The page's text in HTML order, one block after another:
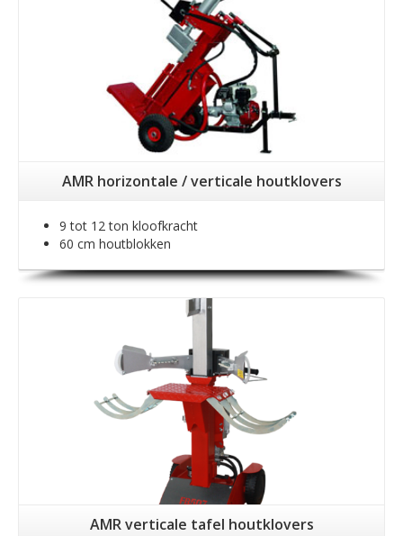
AMR horizontale / verticale houtklovers
9 tot 12 ton kloofkracht
60 cm houtblokken
AMR verticale tafel houtklovers